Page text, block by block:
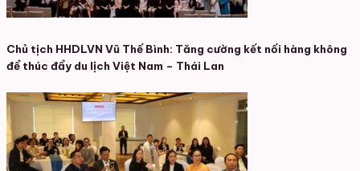
Chủ tịch HHDLVN Vũ Thế Bình: Tăng cường kết nối hàng không
để thúc đẩy du lịch Việt Nam – Thái Lan